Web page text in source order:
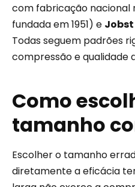
com fabricação nacional
fundada em 1951) e Jobst
Todas seguem padrões
compressão e qualidade
Como
tamanho
Escolher o tamanho
diretamente a eficácia